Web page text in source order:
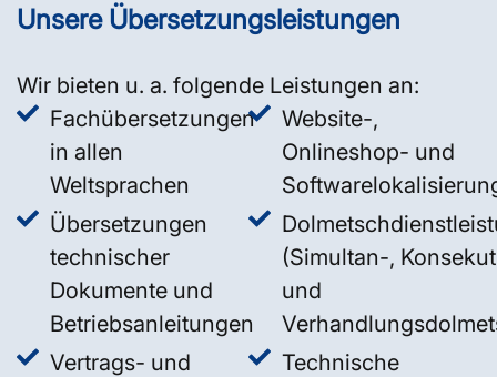
Unsere Übersetzungsleistungen
Wir bieten u. a. folgende Leistungen an:
Fachübersetzungen
in allen
Weltsprachen
Übersetzungen
technischer
Dokumente und
Betriebsanleitungen
Vertrags- und
Website-,
Onlineshop- und
(Simultan-,
und
Technische